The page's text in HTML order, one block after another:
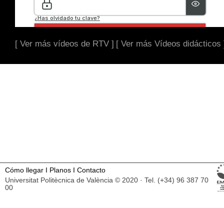
[ Ver más vídeos de RTV ] [ Ver más Vídeos didácticos
Cómo llegar I Planos I Contacto
Universitat Politècnica de València © 2020 · Tel. (+34) 96 387 70
00